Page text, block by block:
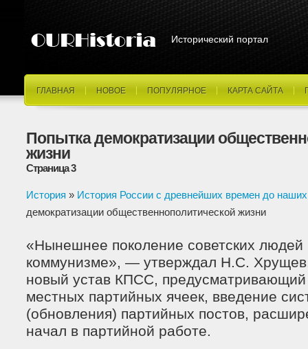
Исторический портал
ГЛАВНАЯ НОВОЕ ПОПУЛЯРНОЕ КАРТА САЙТА
Попытка демократизации
жизни
Страница 3
История » История России с древнейших времен до
демократизации общественнополитической жизни
«Нынешнее поколение советских людей
коммунизме», — утверждал Н.С.
новый устав КПСС,
местных партийных ячеек, введение
(обновления) партийных постов,
начал в партийной работе.